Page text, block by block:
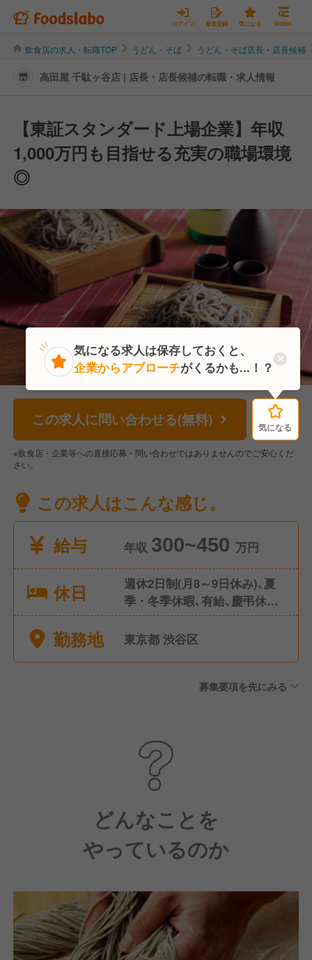
ログイン 新規登録 気になる MENU
飲食店の求人・転職TOP うどん・そば うどん・そば店長・店長候補
高田屋 千駄ヶ谷店 | 店長・店長候補の転職・求人情報
【東証スタンダード上場企業】年収
1,000万円も目指せる充実の職場環境
◎
この求人に問い合わせる(無料) 気になる
※飲食店・企業等への直接応募・問い合わせではありませんのでご安心くだ
さい。
この求人はこんな感じ。
給与
年収 300~450 万円
休日
週休2日制(月8～9日休み)､夏
季・冬季休暇､有給､慶弔休暇
等
勤務地 東京都 渋谷区
募集要項を先にみる
どんなことを
やっているのか
気になる
気になる求人は保存しておくと、
企業からアプローチがくるかも...！？